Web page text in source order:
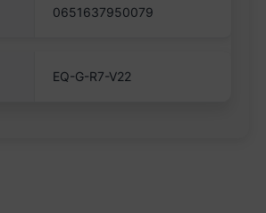
0651637950079
EQ-G-R7-V22